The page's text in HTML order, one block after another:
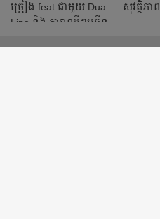
ច្រៀង feat ជាមួយ​ Dua
Lipa និង តារាល្បីៗច្រើន
សុវត្ថិភាព